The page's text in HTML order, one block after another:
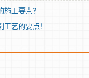
工要点？
工艺的要点！